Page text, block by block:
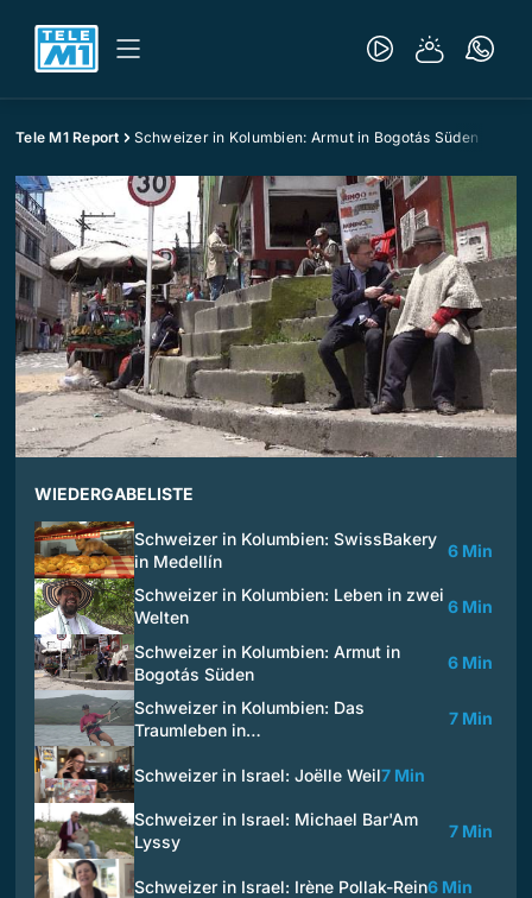
Tele M1 Report Schweizer in Kolumbien: Armut in Bogotás Süden
WIEDERGABELISTE
Schweizer in Kolumbien: SwissBakery
in Medellín
6 Min
Schweizer in Kolumbien: Leben in zwei
Welten
6 Min
Schweizer in Kolumbien: Armut in
Bogotás Süden
6 Min
Schweizer in Kolumbien: Das
Traumleben in…
7 Min
Schweizer in Israel: Joëlle Weil7 Min
Schweizer in Israel: Michael Bar'Am
Lyssy
7 Min
Schweizer in Israel: Irène Pollak-Rein6 Min